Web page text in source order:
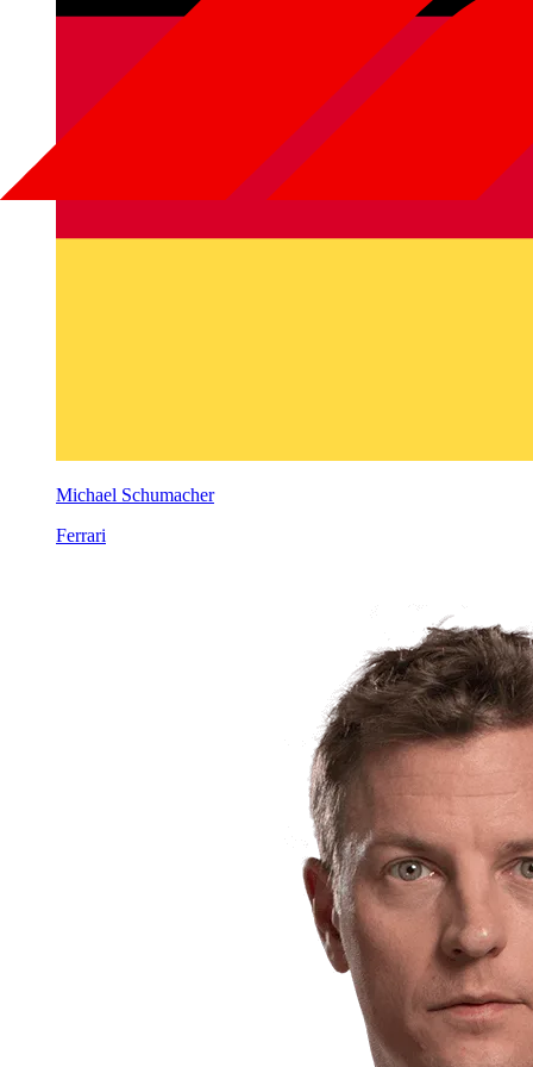
Michael Schumacher
Ferrari